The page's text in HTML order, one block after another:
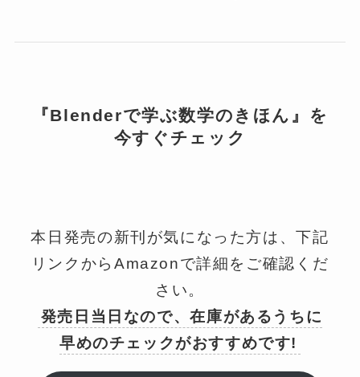
『Blenderで学ぶ数学のきほん』を
今すぐチェック
本日発売の新刊が気になった方は、下記
リンクからAmazonで詳細をご確認くだ
さい。
発売日当日なので、在庫があるうちに
早めのチェックがおすすめです!